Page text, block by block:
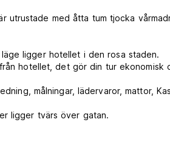
utrustade med åtta tum tjocka
ligger hotellet i den rosa staden.
hotellet, det gör din tur ekonomisk
målningar, lädervaror, mattor,
ligger tvärs över gatan.